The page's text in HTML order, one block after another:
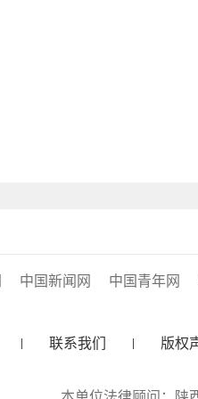
中国新闻网 中国青年网
联系我们 版权